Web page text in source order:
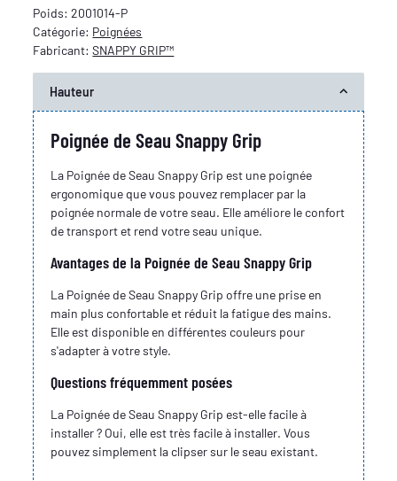
Poids:2001014-P
Catégorie: Poignées
Fabricant:SNAPPY GRIP™
Hauteur
Poignée de Seau Snappy Grip
La Poignée de Seau Snappy Grip est une poignée
ergonomique que vous pouvez remplacer par la
poignée normale de votre seau. Elle améliore le confort
de transport et rend votre seau unique.
Avantages de la Poignée de Seau Snappy Grip
La Poignée de Seau Snappy Grip offre une prise en
main plus confortable et réduit la fatigue des mains.
Elle est disponible en différentes couleurs pour
s'adapter à votre style.
Questions fréquemment posées
La Poignée de Seau Snappy Grip est-elle facile à
installer ? Oui, elle est très facile à installer. Vous
pouvez simplement la clipser sur le seau existant.